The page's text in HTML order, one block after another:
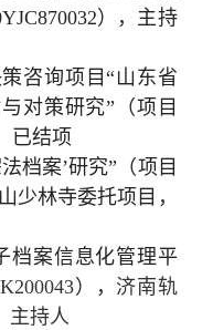
），主持
咨询项目“山东省
对策研究”（项目
已结项
档案’研究”（项目
少林寺委托项目，
档案信息化管理平
）， 济南轨
主持人